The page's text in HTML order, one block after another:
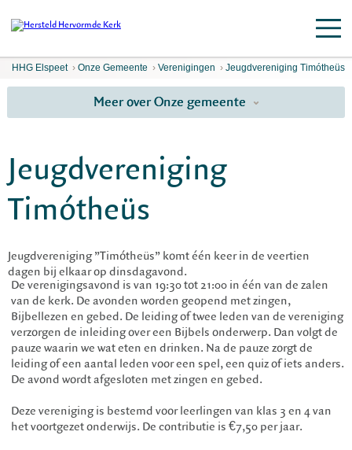
HHG Elspeet › Onze Gemeente › Verenigingen › Jeugdvereniging Timótheüs
Meer over Onze gemeente
Jeugdvereniging
Timótheüs
Jeugdvereniging ”Timótheüs” komt één keer in de veertien
dagen bij elkaar op dinsdagavond.
De verenigingsavond is van 19:30 tot 21:00 in één van de zalen
van de kerk. De avonden worden geopend met zingen,
Bijbellezen en gebed. De leiding of twee leden van de vereniging
verzorgen de inleiding over een Bijbels onderwerp. Dan volgt de
pauze waarin we wat eten en drinken. Na de pauze zorgt de
leiding of een aantal leden voor een spel, een quiz of iets anders.
De avond wordt afgesloten met zingen en gebed.
Deze vereniging is bestemd voor leerlingen van klas 3 en 4 van
het voortgezet onderwijs. De contributie is €7,50 per jaar.